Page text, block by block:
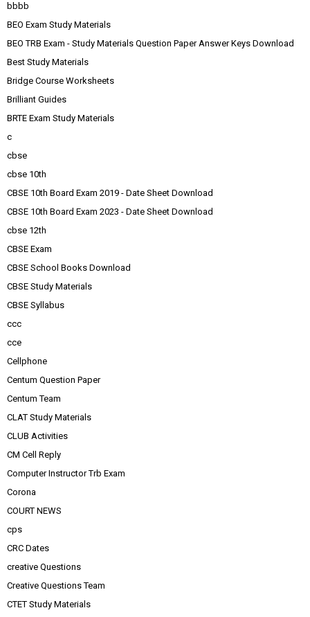
bbbb
BEO Exam Study Materials
BEO TRB Exam - Study Materials Question Paper Answer Keys Download
Best Study Materials
Bridge Course Worksheets
Brilliant Guides
BRTE Exam Study Materials
c
cbse
cbse 10th
CBSE 10th Board Exam 2019 - Date Sheet Download
CBSE 10th Board Exam 2023 - Date Sheet Download
cbse 12th
CBSE Exam
CBSE School Books Download
CBSE Study Materials
CBSE Syllabus
ccc
cce
Cellphone
Centum Question Paper
Centum Team
CLAT Study Materials
CLUB Activities
CM Cell Reply
Computer Instructor Trb Exam
Corona
COURT NEWS
cps
CRC Dates
creative Questions
Creative Questions Team
CTET Study Materials